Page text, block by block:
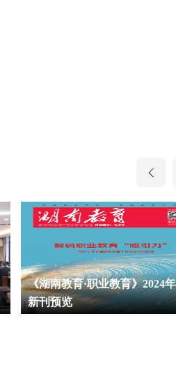
《湖南教育·职业教育》2024
新刊预览